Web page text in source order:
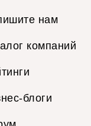
нам
компаний
блоги